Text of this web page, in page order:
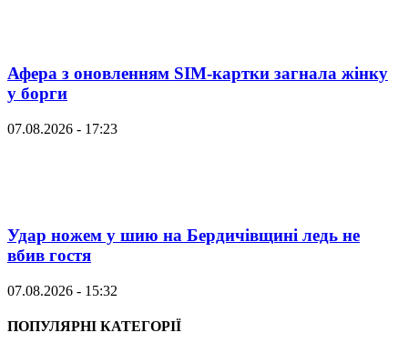
Афера з оновленням SIM-картки загнала жінку
у борги
07.08.2026 - 17:23
Удар ножем у шию на Бердичівщині ледь не
вбив гостя
07.08.2026 - 15:32
ПОПУЛЯРНІ КАТЕГОРІЇ